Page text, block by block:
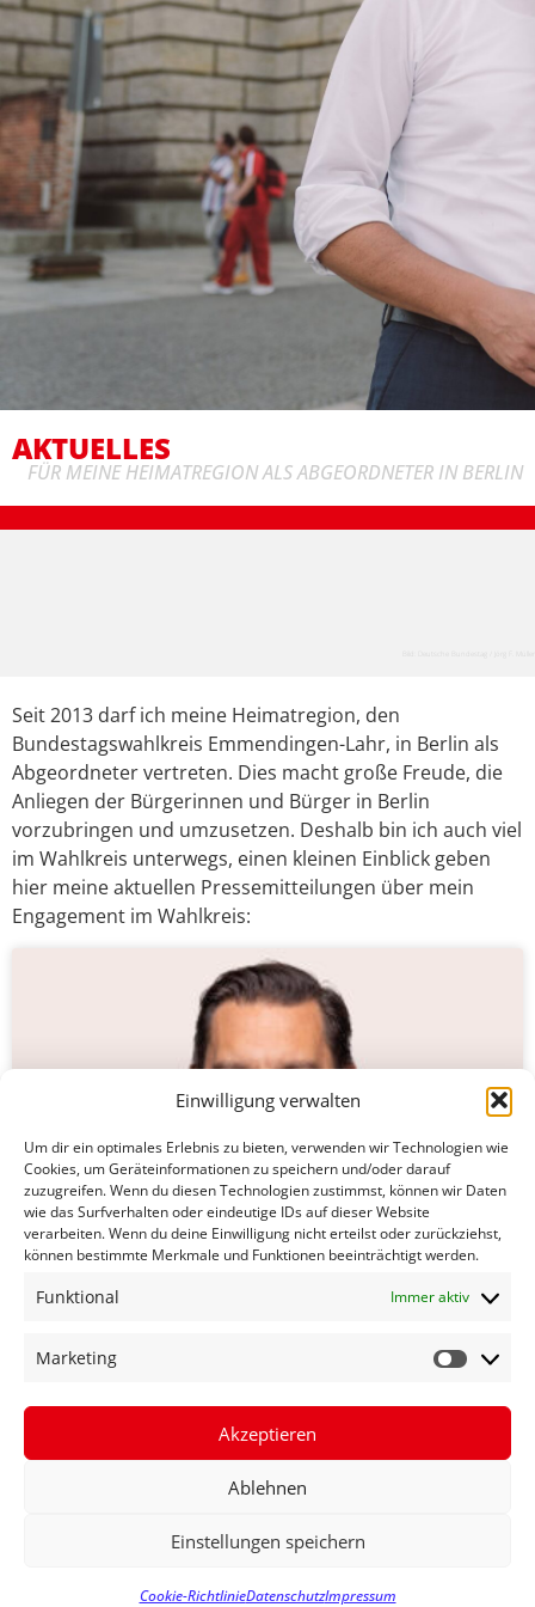
Einwilligung verwalten
Um dir ein optimales Erlebnis zu bieten, verwenden wir Technologien wie
Cookies, um Geräteinformationen zu speichern und/oder darauf
zuzugreifen. Wenn du diesen Technologien zustimmst, können wir Daten
wie das Surfverhalten oder eindeutige IDs auf dieser Website
verarbeiten. Wenn du deine Einwilligung nicht erteilst oder zurückziehst,
können bestimmte Merkmale und Funktionen beeinträchtigt werden.
Funktional Immer aktiv
Marketing
Akzeptieren
Ablehnen
Einstellungen speichern
Cookie-RichtlinieDatenschutzImpressum
AKTUELLES
FÜR MEINE HEIMATREGION ALS ABGEORDNETER IN BERLIN
Seit 2013 darf ich meine Heimatregion, den
Bundestagswahlkreis Emmendingen-Lahr, in Berlin als
Abgeordneter vertreten. Dies macht große Freude, die
Anliegen der Bürgerinnen und Bürger in Berlin
vorzubringen und umzusetzen. Deshalb bin ich auch viel
im Wahlkreis unterwegs, einen kleinen Einblick geben
hier meine aktuellen Pressemitteilungen über mein
Engagement im Wahlkreis:
KEINE AUTOBAHNBRÜCKEN-